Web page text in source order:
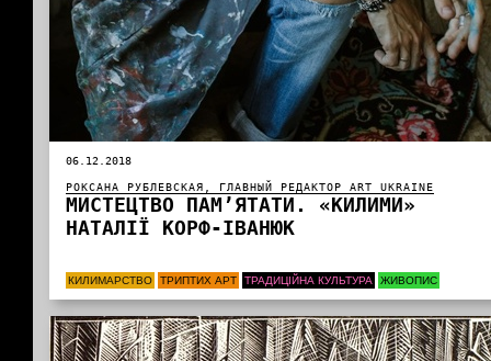
06.12.2018
РОКСАНА РУБЛЕВСКАЯ, ГЛАВНЫЙ РЕДАКТОР ART UKRAINE
МИСТЕЦТВО ПАМ’ЯТАТИ. «КИЛИМИ»
НАТАЛІЇ КОРФ-ІВАНЮК
КИЛИМАРСТВО ТРИПТИХ АРТ ТРАДИЦІЙНА КУЛЬТУРА ЖИВОПИС